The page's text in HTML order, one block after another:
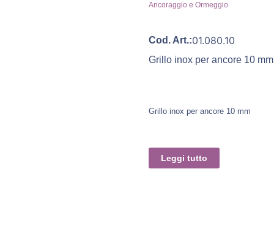
Ancoraggio e Ormeggio
Cod. Art.:01.080.10
Grillo inox per ancore 10 mm
Grillo inox per ancore 10 mm
Leggi tutto